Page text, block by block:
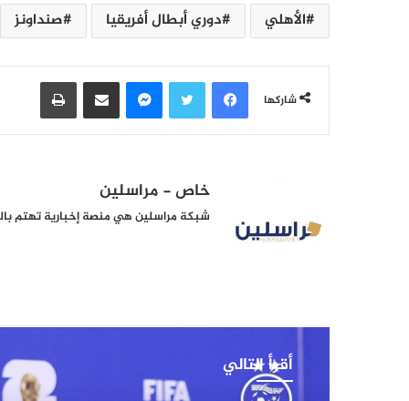
الأهلي دوري أبطال أفريقيا صنداونز
شاركها
فيسبوكتويتر ماسنجر مشاركة عبر البريد طباعة
خاص - مراسلين
شبكة مراسلين هي منصة إخبارية تهتم
أقرأ التالي